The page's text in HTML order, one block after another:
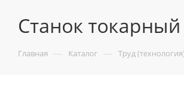
Станок токарный
Главная — Каталог — Труд (технология)